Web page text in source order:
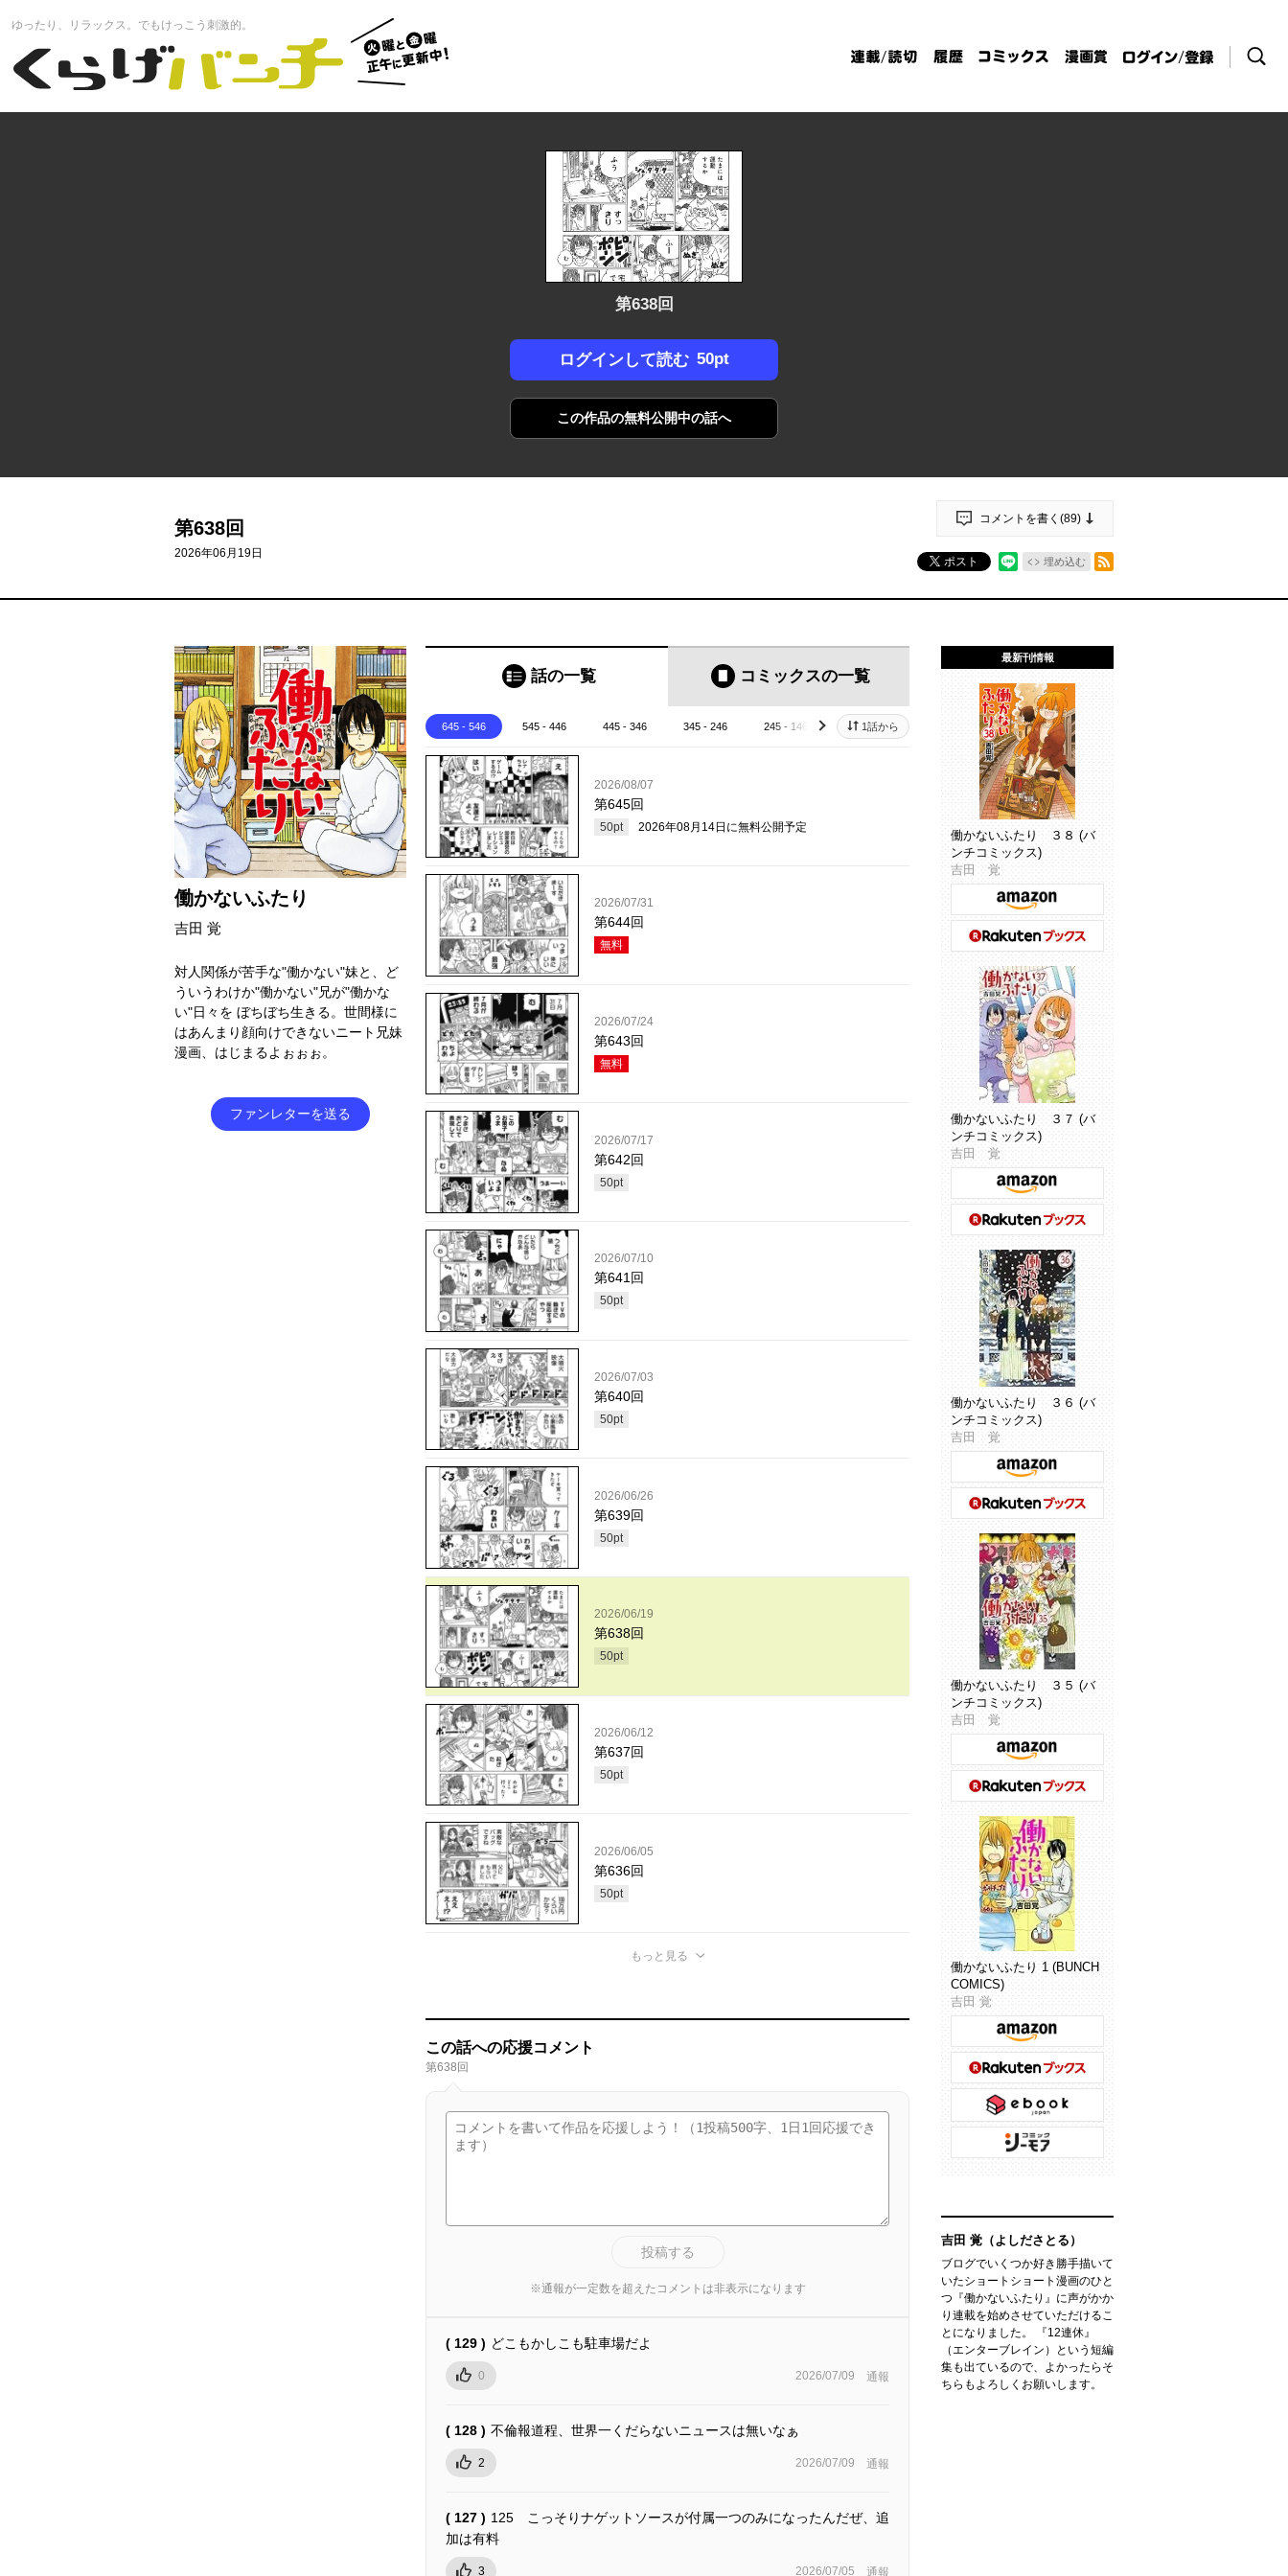
くらげバンチ
火曜と金
曜正午に
更新中！
ゆったり、リラックス。でもけっこう刺激的。
連載/読切 履歴 コミックス 漫画賞
ログイン / 登
録
検索
第638回
ログインして読む 50pt
この作品の無料公開中の話へ
第638回
2026年06月19日
コメントを書く(89)
ポスト 埋め込む
働かないふたり
吉田 覚
対人関係が苦手な"働かない"妹と、ど
ういうわけか"働かない"兄が"働かな
い"日々を ぼちぼち生きる。世間様に
はあんまり顔向けできないニート兄妹
漫画、はじまるよぉぉぉ。
ファンレターを送る
話の一覧 コミックスの一覧
645 - 546 545 - 446 445 - 346 345 - 246 245 - 146 145 - 46
next 1話から
2026/08/07
第645回
50pt 2026年08月14日 に無料公開予定
2026/07/31
第644回
無料
2026/07/24
第643回
無料
2026/07/17
第642回
50pt
2026/07/10
第641回
50pt
2026/07/03
第640回
50pt
2026/06/26
第639回
50pt
2026/06/19
第638回
50pt
2026/06/12
第637回
50pt
2026/06/05
第636回
50pt
もっと見る
この話への応援コメント
第638回
投稿する
※通報が一定数を超えたコメントは非表示になります
( 129 ) どこもかしこも駐車場だよ
0 2026/07/09 通報
( 128 ) 不倫報道程、世界一くだらないニュースは無いなぁ
2 2026/07/09 通報
( 127 ) 125 こっそりナゲットソースが付属一つのみになったんだぜ、追
加は有料
3 2026/07/05 通報
最新刊情報
働かないふたり ３８ (バ
ンチコミックス)
吉田 覚
働かないふたり ３７ (バ
ンチコミックス)
吉田 覚
働かないふたり ３６ (バ
ンチコミックス)
吉田 覚
働かないふたり ３５ (バ
ンチコミックス)
吉田 覚
働かないふたり 1 (BUNCH
COMICS)
吉田 覚
吉田 覚（よしださとる）
ブログでいくつか好き勝手描いて
いたショートショート漫画のひと
つ『働かないふたり』に声がかか
り連載を始めさせていただけるこ
とになりました。 『12連休』
（エンターブレイン）という短編
集も出ているので、よかったらそ
ちらもよろしくお願いします。